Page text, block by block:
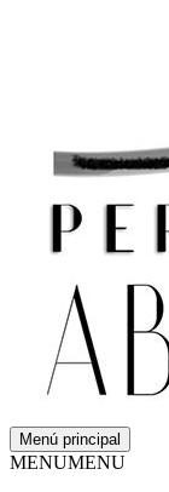
Menú principal
MENUMENU